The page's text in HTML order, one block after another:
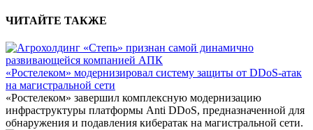
ЧИТАЙТЕ ТАКЖЕ
«Ростелеком» модернизировал систему защиты от DDoS-атак
на магистральной сети
«Ростелеком» завершил комплексную модернизацию
инфраструктуры платформы Anti DDoS, предназначенной для
обнаружения и подавления кибератак на магистральной сети.